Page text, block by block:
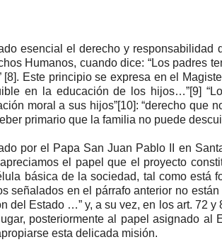
esencial el derecho y
Humanos, cuando dice: “Los padres
Este principio se expresa en el
en la educación de los hijos…”[9]
moral a sus hijos”[10]: “derecho que
primario que la familia no puede
por el Papa San Juan Pablo II en
el papel que el proyecto
básica de la sociedad, tal como está
señalados en el párrafo anterior no
del Estado …” y, a su vez, en los art. 72
posteriormente al papel asignado
esta delicada misión.